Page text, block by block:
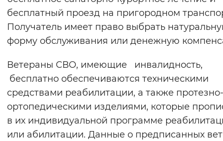
бесплатный проезд на пригородном
Получатель имеет право выбрать
форму обслуживания или денежную
Ветераны СВО, имеющие инвалидность,
бесплатно обеспечиваются техническими
средствами реабилитации, а также протезно-
ортопедическими изделиями, которые
в их индивидуальной программе
или абилитации. Данные о предписанных